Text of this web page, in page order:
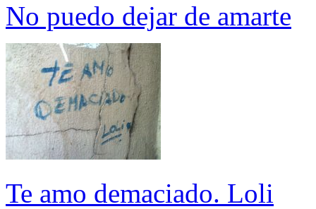
No puedo dejar de amarte
Te amo demaciado. Loli